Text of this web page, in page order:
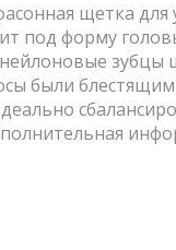
щетка для
под форму
зубцы
были